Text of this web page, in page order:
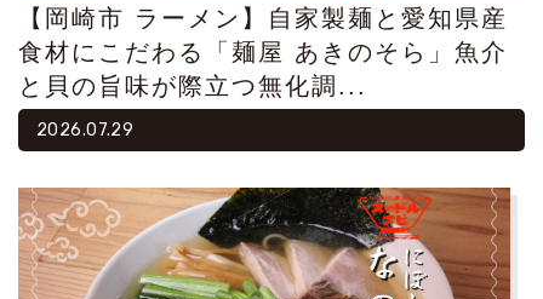
【岡崎市 ラーメン】自家製麺と愛知県産
食材にこだわる「麺屋 あきのそら」魚介
と貝の旨味が際立つ無化調...
2026.07.29